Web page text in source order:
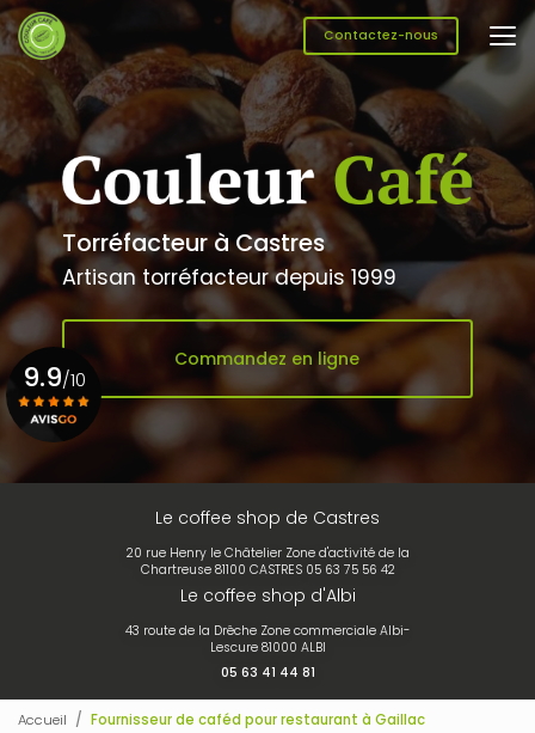
Aller
au
contenu
principal
Contactez-nous
Torréfacteur à Castres
Artisan torréfacteur depuis 1999
Commandez en ligne
Le coffee shop de Castres
20 rue Henry le Châtelier Zone d'activité de la
Chartreuse 81100 CASTRES 05 63 75 56 42
Le coffee shop d'Albi
43 route de la Drêche Zone commerciale Albi-
Lescure 81000 ALBI
05 63 41 44 81
9.9/10
Accueil Fournisseur de caféd pour restaurant à Gaillac